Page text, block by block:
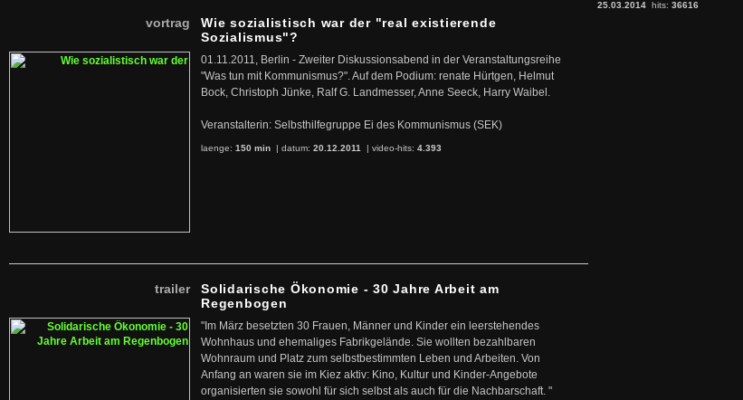
vortrag
Wie sozialistisch war der "real existierende
Sozialismus"?
01.11.2011, Berlin - Zweiter Diskussionsabend in der Veranstaltungsreihe
"Was tun mit Kommunismus?". Auf dem Podium: renate Hürtgen, Helmut
Bock, Christoph Jünke, Ralf G. Landmesser, Anne Seeck, Harry Waibel.
Veranstalterin: Selbsthilfegruppe Ei des Kommunismus (SEK)
laenge: 150 min | datum: 20.12.2011 | video-hits: 4.393
trailer
Solidarische Ökonomie - 30 Jahre Arbeit am
Regenbogen
"Im März besetzten 30 Frauen, Männer und Kinder ein leerstehendes
Wohnhaus und ehemaliges Fabrikgelände. Sie wollten bezahlbaren
Wohnraum und Platz zum selbstbestimmten Leben und Arbeiten. Von
Anfang an waren sie im Kiez aktiv: Kino, Kultur und Kinder-Angebote
organisierten sie sowohl für sich selbst als auch für die Nachbarschaft. "
25.03.2014 hits: 36616